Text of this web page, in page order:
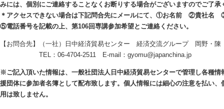
みには、個別にご連絡することなくお断りする場合がございますのでご了承
＊アクセスできない場合は下記問合先にメールにて、①お名前 ②貴社
⑤電話番号を記載の上、第106回専講参加希望とご連絡ください。
【お問合先】（一社）日中経済貿易センター 経済交流グループ 岡野・陳
TEL：06-4704-2511 E-mail：gyomu@japanchina.jp
※ご記入頂いた情報は、一般社団法人日中経済貿易センターで管理し各種
援団体に参加者名簿として配布致します。個人情報には細心の注意を払い
用は致しません。